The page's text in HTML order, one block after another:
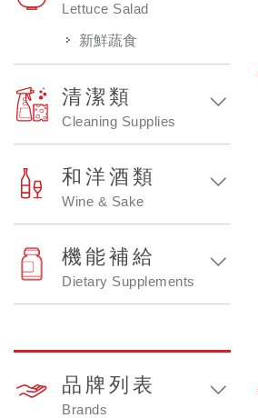
Lettuce Salad
新鮮蔬食
清潔類
Cleaning Supplies
和洋酒類
Wine & Sake
機能補給
Dietary Supplements
品牌列表
Brands